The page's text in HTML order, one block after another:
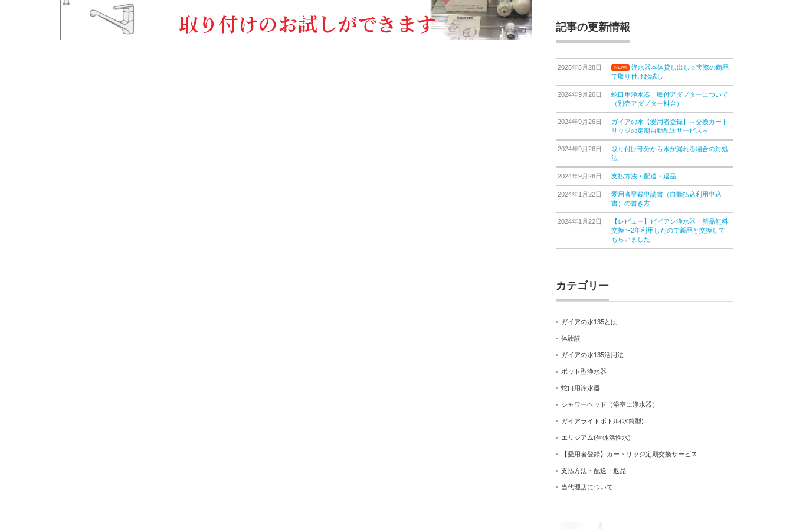
記事の更新情報
2025年5月28日 NEW!
浄水器本体貸し出し☆実際の商品
で取り付けお試し
2024年9月26日
蛇口用浄水器 取付アダプターについて
（別売アダプター料金）
2024年9月26日
ガイアの水【愛用者登録】～交換カート
リッジの定期自動配送サービス～
2024年9月26日
取り付け部分から水が漏れる場合の対処
法
2024年9月26日 支払方法・配送・返品
2024年1月22日
愛用者登録申請書（自動払込利用申込
書）の書き方
2024年1月22日
【レビュー】ビビアン浄水器・新品無料
交換〜2年利用したので新品と交換して
もらいました
カテゴリー
ガイアの水135とは
体験談
ガイアの水135活用法
ポット型浄水器
蛇口用浄水器
シャワーヘッド（浴室に浄水器）
ガイアライトボトル(水筒型)
エリジアム(生体活性水)
【愛用者登録】カートリッジ定期交換サービス
支払方法・配送・返品
当代理店について